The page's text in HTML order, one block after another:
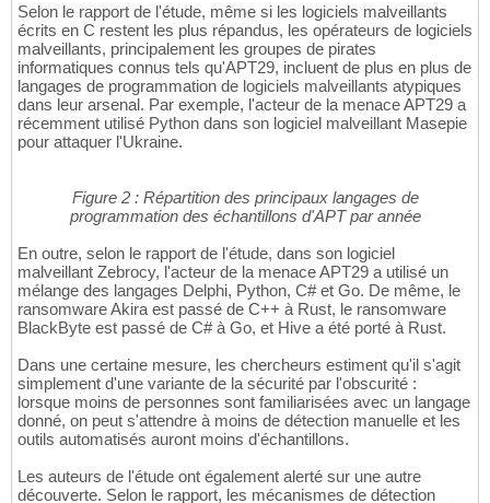
Selon le rapport de l'étude, même si les logiciels malveillants
écrits en C restent les plus répandus, les opérateurs de logiciels
malveillants, principalement les groupes de pirates
informatiques connus tels qu'APT29, incluent de plus en plus de
langages de programmation de logiciels malveillants atypiques
dans leur arsenal. Par exemple, l'acteur de la menace APT29 a
récemment utilisé Python dans son logiciel malveillant Masepie
pour attaquer l'Ukraine.
Figure 2 : Répartition des principaux langages de
programmation des échantillons d'APT par année
En outre, selon le rapport de l'étude, dans son logiciel
malveillant Zebrocy, l'acteur de la menace APT29 a utilisé un
mélange des langages Delphi, Python, C# et Go. De même, le
ransomware Akira est passé de C++ à Rust, le ransomware
BlackByte est passé de C# à Go, et Hive a été porté à Rust.
Dans une certaine mesure, les chercheurs estiment qu'il s'agit
simplement d'une variante de la sécurité par l'obscurité :
lorsque moins de personnes sont familiarisées avec un langage
donné, on peut s'attendre à moins de détection manuelle et les
outils automatisés auront moins d'échantillons.
Les auteurs de l'étude ont également alerté sur une autre
découverte. Selon le rapport, les mécanismes de détection